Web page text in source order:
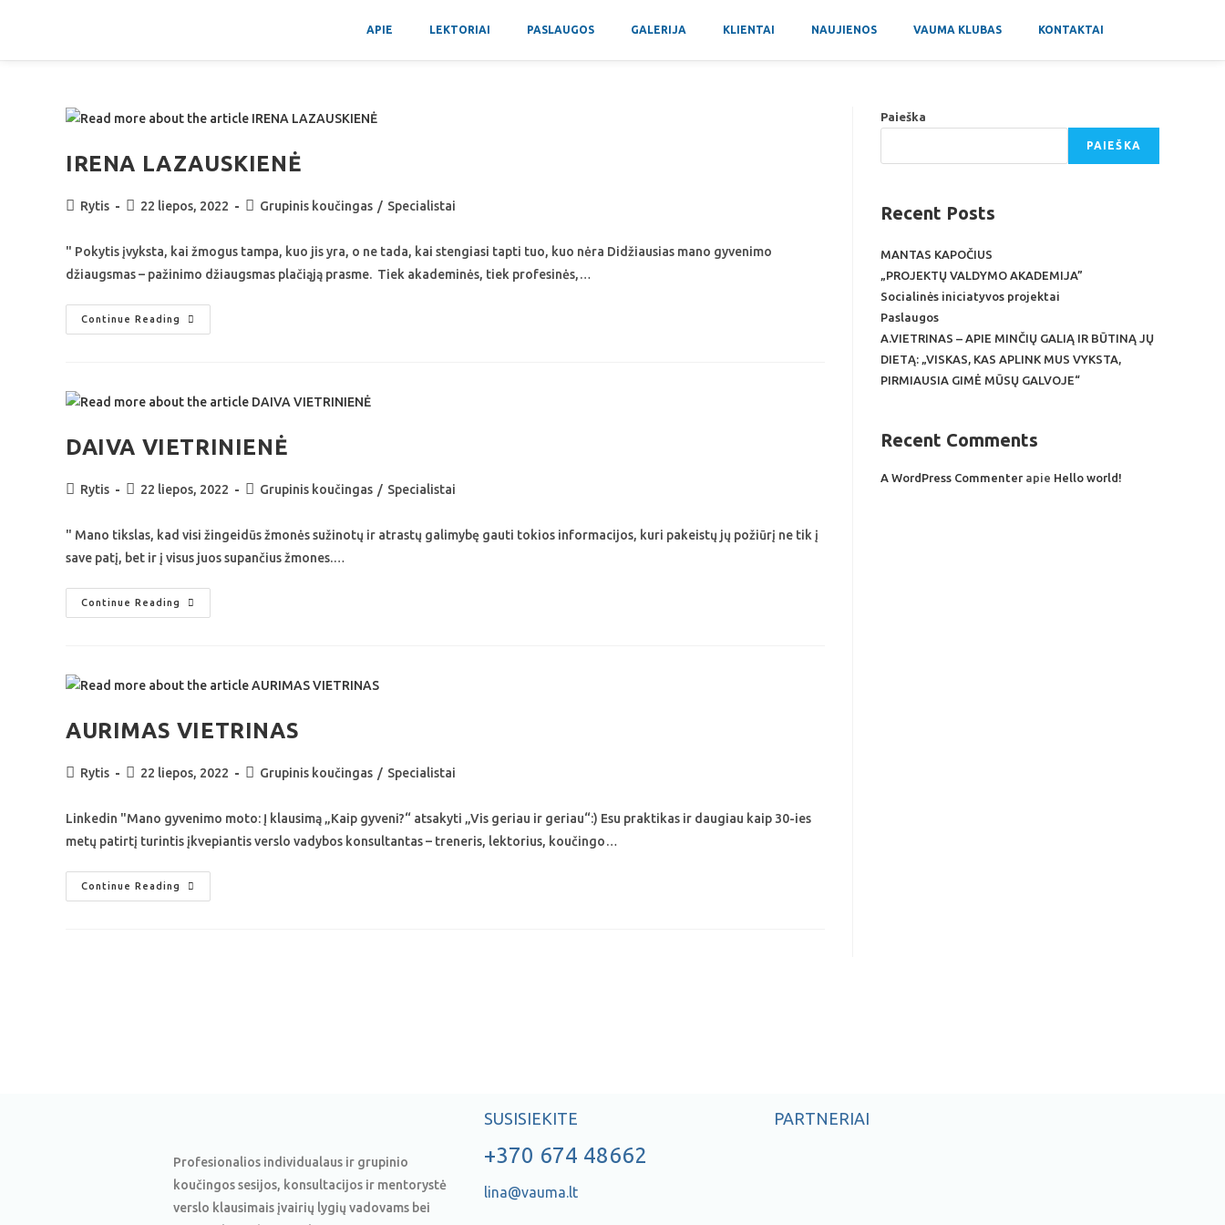
APIE LEKTORIAI PASLAUGOS GALERIJA KLIENTAI NAUJIENOS VAUMA KLUBAS KONTAKTAI
IRENA LAZAUSKIENĖ
Rytis 22 liepos, 2022 Grupinis koučingas / Specialistai
" Pokytis įvyksta, kai žmogus tampa, kuo jis yra, o ne tada, kai stengiasi tapti tuo, kuo nėra Didžiausias mano gyvenimo
džiaugsmas – pažinimo džiaugsmas plačiąją prasme. Tiek akademinės, tiek profesinės,…
Continue Reading
DAIVA VIETRINIENĖ
Rytis 22 liepos, 2022 Grupinis koučingas / Specialistai
" Mano tikslas, kad visi žingeidūs žmonės sužinotų ir atrastų galimybę gauti tokios informacijos, kuri pakeistų jų požiūrį ne tik į
save patį, bet ir į visus juos supančius žmones.…
Continue Reading
AURIMAS VIETRINAS
Rytis 22 liepos, 2022 Grupinis koučingas / Specialistai
Linkedin "Mano gyvenimo moto: Į klausimą „Kaip gyveni?“ atsakyti „Vis geriau ir geriau“:) Esu praktikas ir daugiau kaip 30-ies
metų patirtį turintis įkvepiantis verslo vadybos konsultantas – treneris, lektorius, koučingo…
Continue Reading
Paieška
PAIEŠKA
Recent Posts
MANTAS KAPOČIUS
„PROJEKTŲ VALDYMO AKADEMIJA”
Socialinės iniciatyvos projektai
Paslaugos
A.VIETRINAS – APIE MINČIŲ GALIĄ IR BŪTINĄ JŲ
DIETĄ: „VISKAS, KAS APLINK MUS VYKSTA,
PIRMIAUSIA GIMĖ MŪSŲ GALVOJE“
Recent Comments
A WordPress Commenter apie Hello world!
Profesionalios individualaus ir grupinio
koučingos sesijos, konsultacijos ir mentorystė
verslo klausimais įvairių lygių vadovams bei
SUSISIEKITE
+370 674 48662
lina@vauma.lt
PARTNERIAI